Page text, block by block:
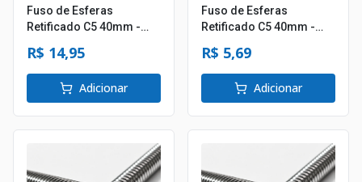
Fuso de Esferas
Retificado C5 40mm -
R$ 14,95
Adicionar
Fuso de Esferas
Retificado C5 40mm -
R$ 5,69
Adicionar